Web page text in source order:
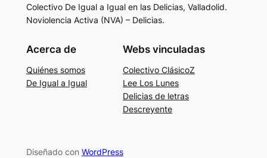
Colectivo De Igual a Igual en las Delicias, Valladolid.
Noviolencia Activa (NVA) – Delicias.
Acerca de
Quiénes somos
De Igual a Igual
Webs vinculadas
Colectivo ClásicoZ
Lee Los Lunes
Delicias de letras
Descreyente
Diseñado con WordPress